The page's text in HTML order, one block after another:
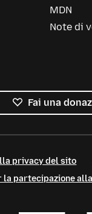
MDN
Note di
Fai una
privacy del sito
la partecipazione